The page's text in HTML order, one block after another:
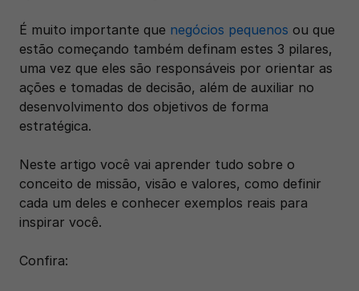
É muito importante que negócios pequenos ou que
estão começando também definam estes 3 pilares,
uma vez que eles são responsáveis por orientar as
ações e tomadas de decisão, além de auxiliar no
desenvolvimento dos objetivos de forma
estratégica.
Neste artigo você vai aprender tudo sobre o
conceito de missão, visão e valores, como definir
cada um deles e conhecer exemplos reais para
inspirar você.
Confira: